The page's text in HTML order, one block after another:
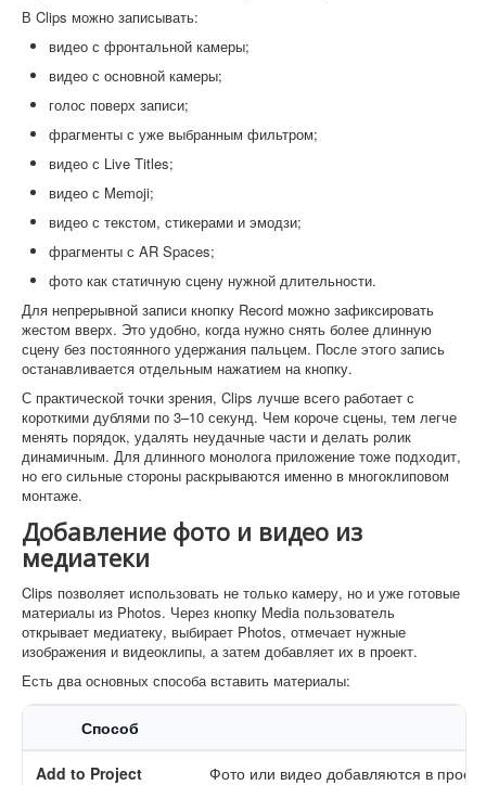
В Clips можно записывать:
видео с фронтальной камеры;
видео с основной камеры;
голос поверх записи;
фрагменты с уже выбранным фильтром;
видео с Live Titles;
видео с Memoji;
видео с текстом, стикерами и эмодзи;
фрагменты с AR Spaces;
фото как статичную сцену нужной длительности.
Для непрерывной записи кнопку Record можно зафиксировать
жестом вверх. Это удобно, когда нужно снять более длинную
сцену без постоянного удержания пальцем. После этого запись
останавливается отдельным нажатием на кнопку.
С практической точки зрения, Clips лучше всего работает с
короткими дублями по 3–10 секунд. Чем короче сцены, тем легче
менять порядок, удалять неудачные части и делать ролик
динамичным. Для длинного монолога приложение тоже подходит,
но его сильные стороны раскрываются именно в многоклиповом
монтаже.
Добавление фото и видео из
медиатеки
Clips позволяет использовать не только камеру, но и уже готовые
материалы из Photos. Через кнопку Media пользователь
открывает медиатеку, выбирает Photos, отмечает нужные
изображения и видеоклипы, а затем добавляет их в проект.
Есть два основных способа вставить материалы:
Способ
Add to Project Фото или видео добавляются в